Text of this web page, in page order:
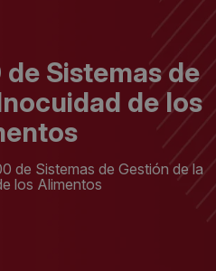
Sistemas de
de los
de Sistemas de Gestión de la
los Alimentos